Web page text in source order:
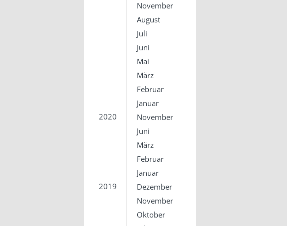
November
August
Juli
Juni
Mai
März
Februar
Januar
2020
November
Juni
März
Februar
Januar
2019
Dezember
November
Oktober